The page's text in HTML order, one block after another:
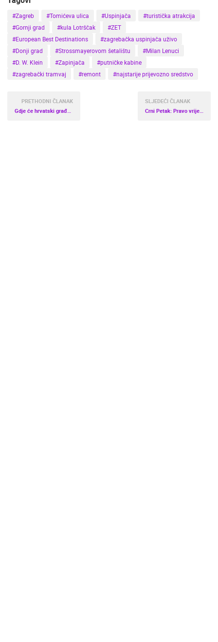
#Zagreb #Tomićeva ulica #Uspinjača
#turistička atrakcija
#Gornji grad
#kula Lotrščak
#ZET
#European Best Destinations
#zagrebačka uspinjača uživo
#Donji grad
#Strossmayerovom šetalištu
#Milan Lenuci
#D. W. Klein
#Zapinjača
#putničke kabine
#zagrebački tramvaj
#remont #najstarije prijevozno sredstvo
PRETHODNI ČLANAK
Gdje će hrvatski građani provesti božićne blagdane ove godine?
SLJEDEĆI ČLANAK
Crni Petak: Pravo vrijeme za opremiti dom u IKEI